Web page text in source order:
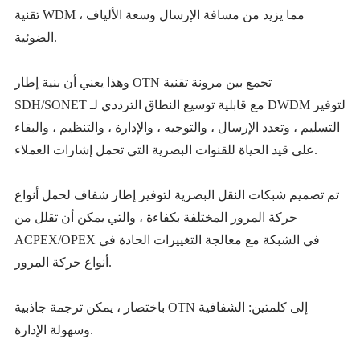
تقنية WDM ، مما يزيد من مسافة الإرسال وسعة الألياف
الضوئية.
وهذا يعني أن بنية إطار OTN تجمع بين مرونة تقنية
SDH/SONET مع قابلية توسيع النطاق الترددي لـ DWDM لتوفير
التسليم ، وتعدد الإرسال ، والتوجيه ، والإدارة ، والتنظيم ، والبقاء
على قيد الحياة للقنوات البصرية التي تحمل إشارات العملاء.
تم تصميم شبكات النقل البصرية لتوفير إطار شفاف لحمل أنواع
حركة المرور المختلفة بكفاءة ، والتي يمكن أن تقلل من
ACPEX/OPEX في الشبكة مع معالجة التغييرات الحادة في
أنواع حركة المرور.
باختصار ، يمكن ترجمة جاذبية OTN إلى كلمتين: الشفافية
وسهولة الإدارة.